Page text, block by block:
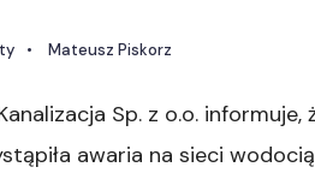
• Mateusz Piskorz
Sp. z o.o. informuje,
awaria na sieci